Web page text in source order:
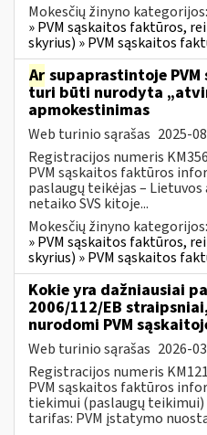
Mokesčių žinyno kategorijos:
» PVM sąskaitos faktūros,
skyrius) » PVM sąskaitos
Ar supaprastintoje
turi būti nurodyta
apmokestinimas
Web turinio sąrašas 2025-
Registracijos numeris
PVM sąskaitos faktūros
paslaugų teikėjas –
netaiko SVS kitoje...
Mokesčių žinyno kategorijos:
» PVM sąskaitos faktūros,
skyrius) » PVM sąskaitos
Kokie yra dažniausiai
2006/112/EB
nurodomi PVM
Web turinio sąrašas 2026-
Registracijos numeris
PVM sąskaitos faktūros
tiekimui (paslaugų teikimui)
tarifas: PVM įstatymo